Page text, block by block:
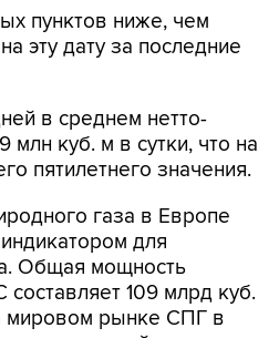
в среднем нетто-
пятилетнего значения.
газа в Европе
Общая мощность
109 млрд куб.
мировом рынке СПГ в
стала крупнейшим